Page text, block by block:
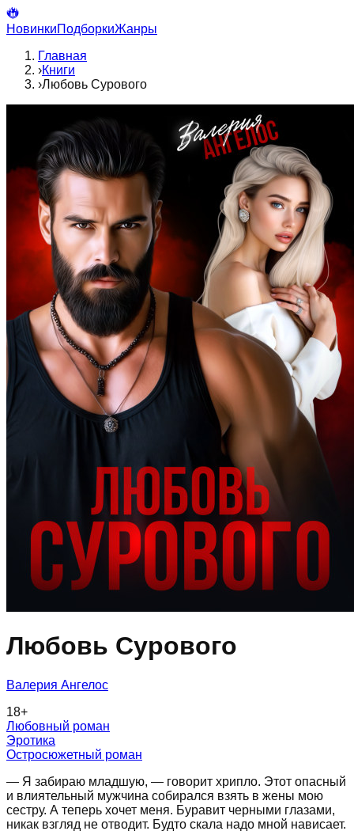
НовинкиПодборкиЖанры
Главная
›Книги
›Любовь Сурового
Любовь Сурового
Валерия Ангелос
18+
Любовный роман
Эротика
Остросюжетный роман
— Я забираю младшую, — говорит хрипло. Этот опасный
и влиятельный мужчина собирался взять в жены мою
сестру. А теперь хочет меня. Буравит черными глазами,
никак взгляд не отводит. Будто скала надо мной нависает.